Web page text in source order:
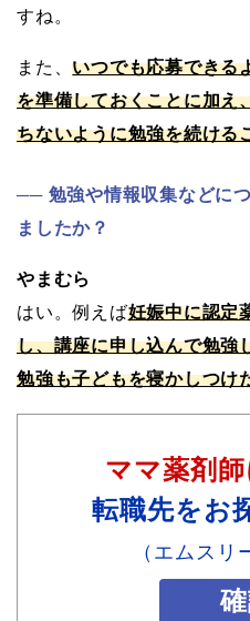
すね。
また、いつでも応募できる
を準備しておくことに加え
ちないように勉強を続ける
勉強や情報収集などに
ましたか？
やまむら
はい。例えば妊娠中に認定
し、講座に申し込んで勉強
勉強も子どもを寝かしつけ
ママ薬剤
転職先をお
（エムスリ